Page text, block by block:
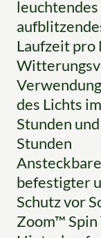
Laufzeit pro
des Lichts
Stunden
Stunden
befestigter
Schutz vor
Zoom™